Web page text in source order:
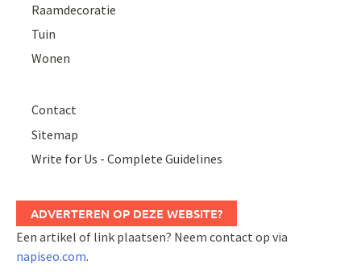
Raamdecoratie
Tuin
Wonen
Contact
Sitemap
Write for Us - Complete Guidelines
ADVERTEREN OP DEZE WEBSITE?
Een artikel of link plaatsen? Neem contact op via
napiseo.com.